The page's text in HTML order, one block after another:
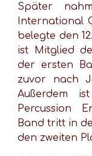
Später
International
belegte den
ist Mitglied
der ersten
zuvor nach
Außerdem
Percussion
Band tritt in
den zweiten